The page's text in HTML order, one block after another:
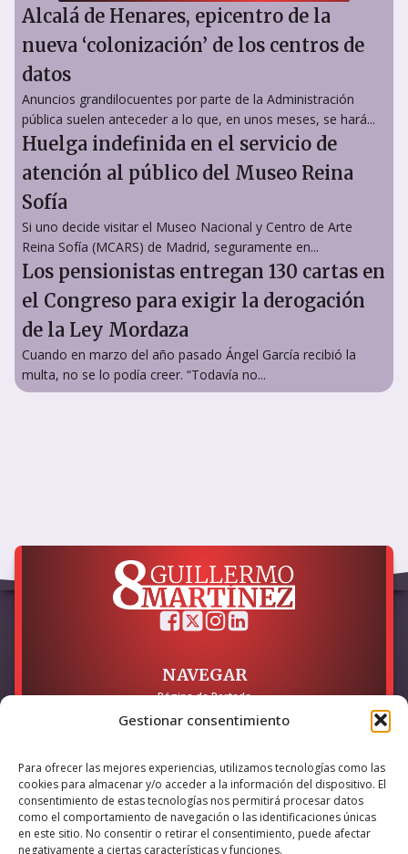
Gestionar consentimiento
Para ofrecer las mejores experiencias, utilizamos tecnologías como las
cookies para almacenar y/o acceder a la información del dispositivo. El
consentimiento de estas tecnologías nos permitirá procesar datos
como el comportamiento de navegación o las identificaciones únicas
en este sitio. No consentir o retirar el consentimiento, puede afectar
negativamente a ciertas características y funciones.
Alcalá de Henares, epicentro de la
nueva ‘colonización’ de los centros de
datos
Anuncios grandilocuentes por parte de la Administración
pública suelen anteceder a lo que, en unos meses, se hará...
Huelga indefinida en el servicio de
atención al público del Museo Reina
Sofía
Si uno decide visitar el Museo Nacional y Centro de Arte
Reina Sofía (MCARS) de Madrid, seguramente en...
Los pensionistas entregan 130 cartas en
el Congreso para exigir la derogación
de la Ley Mordaza
Cuando en marzo del año pasado Ángel García recibió la
multa, no se lo podía creer. “Todavía no...
NAVEGAR
Página de Portada
LEGAL
Política de Privacidad
Política de Cookies
Accesibilidad
Esta empresa ha sido beneficiaria del bono Kit Digital y lo ha